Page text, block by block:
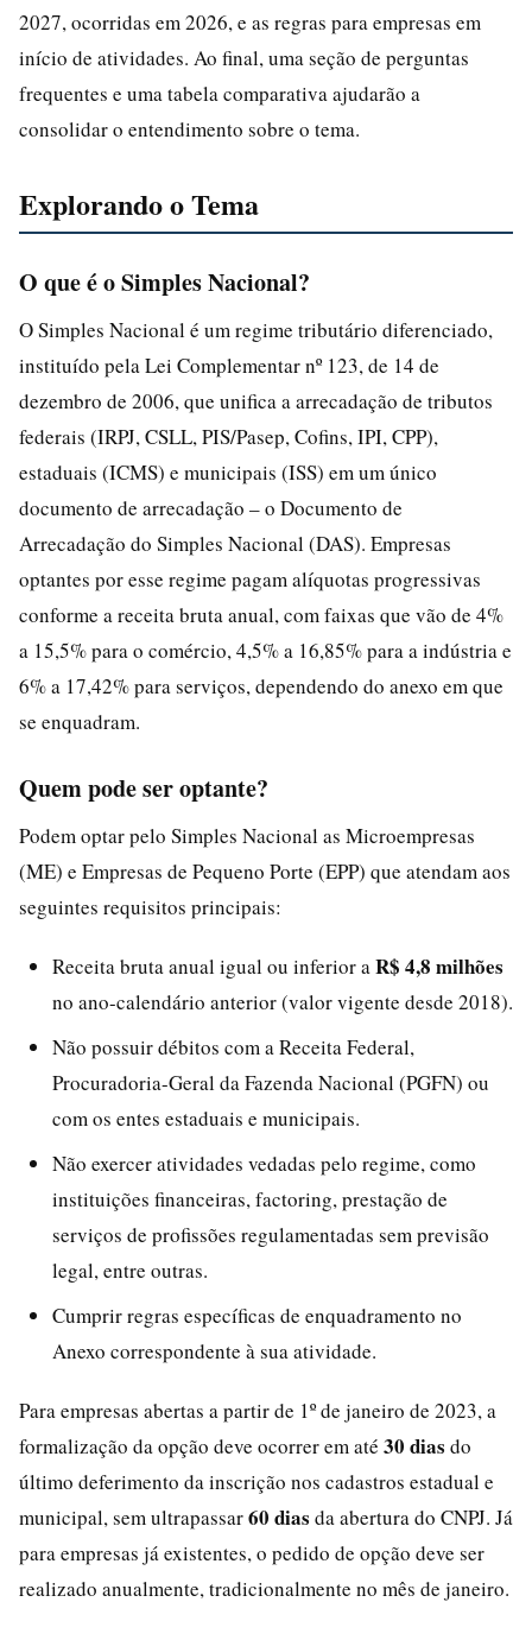
2027, ocorridas em 2026, e as regras para empresas em
início de atividades. Ao final, uma seção de perguntas
frequentes e uma tabela comparativa ajudarão a
consolidar o entendimento sobre o tema.
Explorando o Tema
O que é o Simples Nacional?
O Simples Nacional é um regime tributário diferenciado,
instituído pela Lei Complementar nº 123, de 14 de
dezembro de 2006, que unifica a arrecadação de tributos
federais (IRPJ, CSLL, PIS/Pasep, Cofins, IPI, CPP),
estaduais (ICMS) e municipais (ISS) em um único
documento de arrecadação – o Documento de
Arrecadação do Simples Nacional (DAS). Empresas
optantes por esse regime pagam alíquotas progressivas
conforme a receita bruta anual, com faixas que vão de 4%
a 15,5% para o comércio, 4,5% a 16,85% para a indústria e
6% a 17,42% para serviços, dependendo do anexo em que
se enquadram.
Quem pode ser optante?
Podem optar pelo Simples Nacional as Microempresas
(ME) e Empresas de Pequeno Porte (EPP) que atendam aos
seguintes requisitos principais:
Receita bruta anual igual ou inferior a R$ 4,8 milhões
no ano-calendário anterior (valor vigente desde 2018).
Não possuir débitos com a Receita Federal,
Procuradoria-Geral da Fazenda Nacional (PGFN) ou
com os entes estaduais e municipais.
Não exercer atividades vedadas pelo regime, como
instituições financeiras, factoring, prestação de
serviços de profissões regulamentadas sem previsão
legal, entre outras.
Cumprir regras específicas de enquadramento no
Anexo correspondente à sua atividade.
Para empresas abertas a partir de 1º de janeiro de 2023, a
formalização da opção deve ocorrer em até 30 dias do
último deferimento da inscrição nos cadastros estadual e
municipal, sem ultrapassar60 dias da abertura do CNPJ. Já
para empresas já existentes, o pedido de opção deve ser
realizado anualmente, tradicionalmente no mês de janeiro.